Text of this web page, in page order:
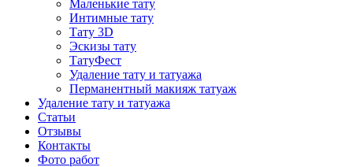
Маленькие тату
Интимные тату
Тату 3D
Эскизы тату
ТатуФест
Удаление тату и татуажа
Перманентный макияж татуаж
Удаление тату и татуажа
Статьи
Отзывы
Контакты
Фото работ